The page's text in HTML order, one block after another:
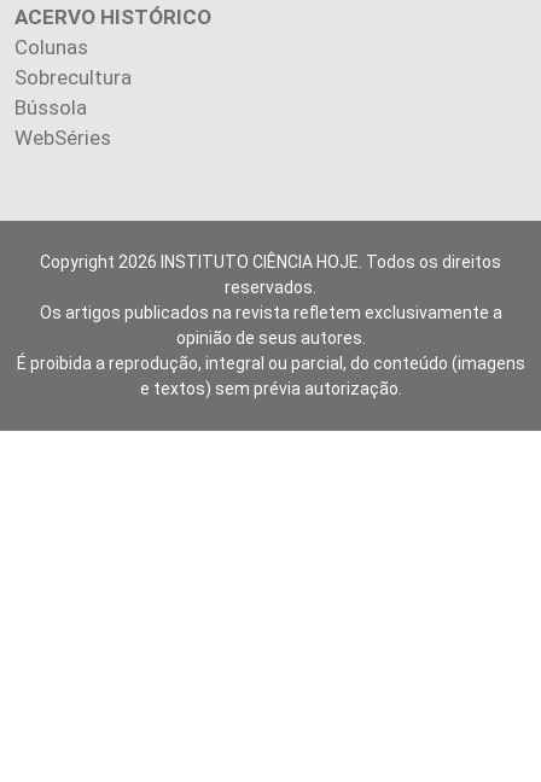
ACERVO HISTÓRICO
Colunas
Sobrecultura
Bússola
WebSéries
Copyright 2026 INSTITUTO CIÊNCIA HOJE. Todos os direitos
reservados.
Os artigos publicados na revista refletem exclusivamente a
opinião de seus autores.
É proibida a reprodução, integral ou parcial, do conteúdo (imagens
e textos) sem prévia autorização.